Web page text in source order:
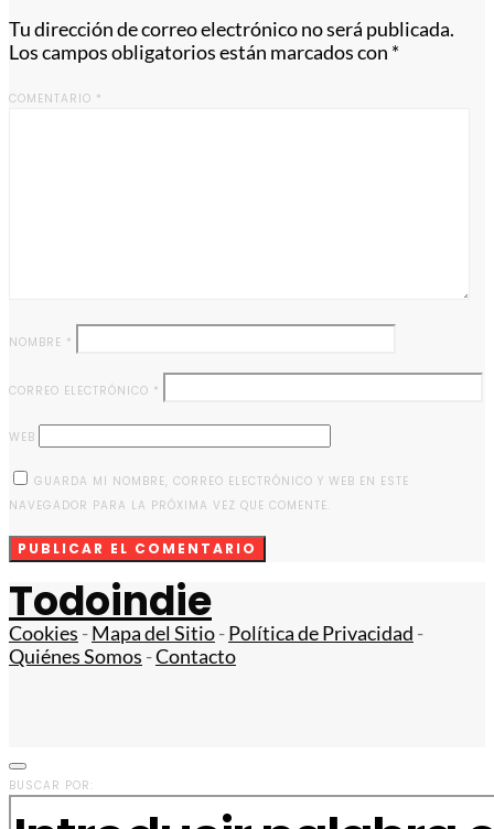
Tu dirección de correo electrónico no será publicada.
Los campos obligatorios están marcados con *
COMENTARIO *
NOMBRE *
CORREO ELECTRÓNICO *
WEB
GUARDA MI NOMBRE, CORREO ELECTRÓNICO Y WEB EN ESTE
NAVEGADOR PARA LA PRÓXIMA VEZ QUE COMENTE.
Todoindie
Cookies -Mapa del Sitio-Política de Privacidad -
Quiénes Somos -Contacto
BUSCAR POR: